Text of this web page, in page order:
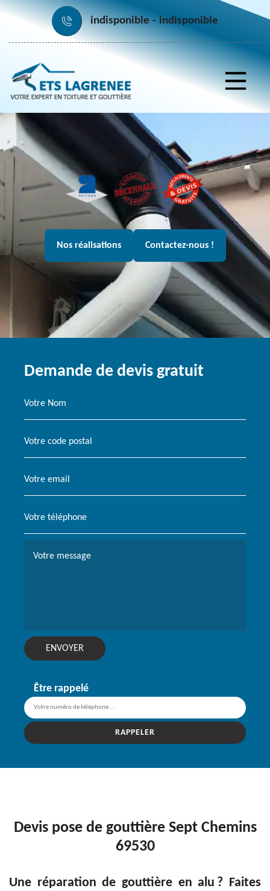
indisponible indisponible
Nos réalisations Contactez-nous !
Demande de devis gratuit
Être rappelé
Devis pose de gouttière Sept Chemins
69530
Une réparation de gouttière en alu ? Faites